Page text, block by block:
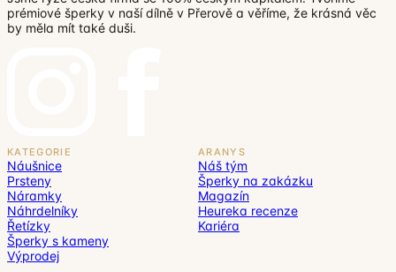
prémiové šperky v naší dílně v Přerově a věříme, že krásná věc
by měla mít také duši.
KATEGORIE
Náušnice
Prsteny
Náramky
Náhrdelníky
Řetízky
Šperky s kameny
Výprodej
ARANYS
Náš tým
Šperky na zakázku
Magazín
Heureka recenze
Kariéra